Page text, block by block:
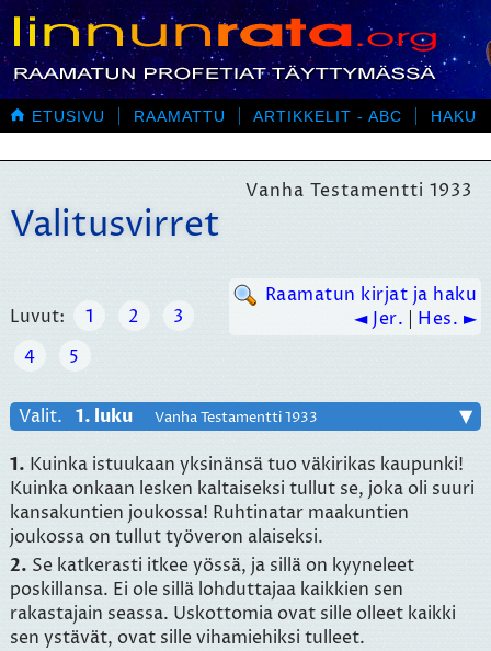
 ETUSIVU RAAMATTU ARTIKKELIT - ABC HAKU
Vanha Testamentti 1933
Valitusvirret
Raamatun kirjat ja haku
◄ Jer.
Hes. ►
Luvut: 1 2
3
4
5
▼
Valit. 1. luku Vanha Testamentti 1933
1. Kuinka istuukaan yksinänsä tuo väkirikas kaupunki!
Kuinka onkaan lesken kaltaiseksi tullut se, joka oli suuri
kansakuntien joukossa! Ruhtinatar maakuntien
joukossa on tullut työveron alaiseksi.
2. Se katkerasti itkee yössä, ja sillä on kyyneleet
poskillansa. Ei ole sillä lohduttajaa kaikkien sen
rakastajain seassa. Uskottomia ovat sille olleet kaikki
sen ystävät, ovat sille vihamiehiksi tulleet.